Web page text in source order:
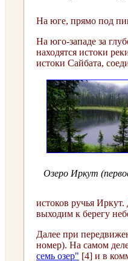
На юге, прямо под
На юго-западе за
находятся истоки
истоки Сайбата,
Озеро Иркут
истоков ручья Иркут.
выходим к берегу
Далее при
номер). На самом
семь озер" [4] и в